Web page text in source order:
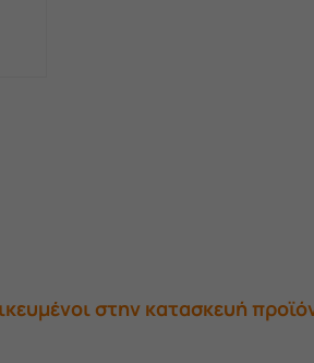
στην κατασκευή